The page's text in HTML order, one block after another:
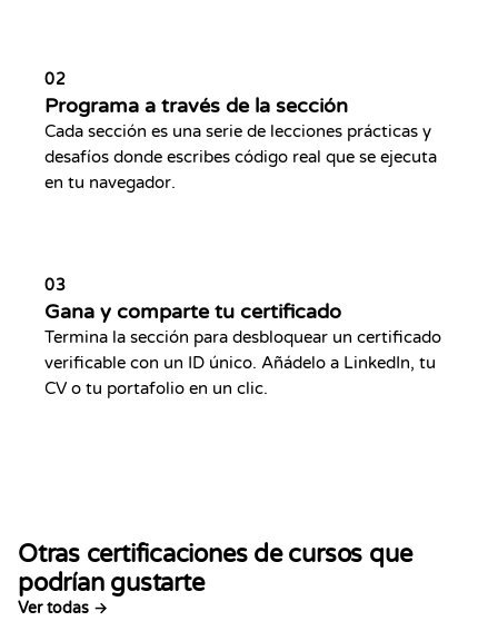
02
Programa a través de la sección
Cada sección es una serie de lecciones prácticas y
desafíos donde escribes código real que se ejecuta
en tu navegador.
03
Gana y comparte tu certificado
Termina la sección para desbloquear un certificado
verificable con un ID único. Añádelo a LinkedIn, tu
CV o tu portafolio en un clic.
Otras certificaciones de cursos que
podrían gustarte
Ver todas →